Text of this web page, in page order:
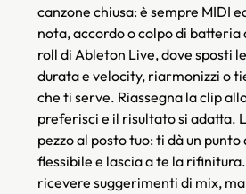
canzone chiusa: è sempre MIDI
nota, accordo o colpo di
roll di Ableton Live, dove sposti
durata e velocity, riarmonizzi o
che ti serve. Riassegna la clip
preferisci e il risultato si adatta.
pezzo al posto tuo: ti dà un
flessibile e lascia a te la
ricevere suggerimenti di mix,